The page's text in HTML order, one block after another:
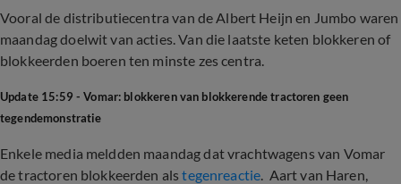
Vooral de distributiecentra van de Albert Heijn en Jumbo waren
maandag doelwit van acties. Van die laatste keten blokkeren of
blokkeerden boeren ten minste zes centra.
Update 15:59 - Vomar: blokkeren van blokkerende tractoren geen
tegendemonstratie
Enkele media meldden maandag dat vrachtwagens van Vomar
de tractoren blokkeerden alstegenreactie. Aart van Haren,